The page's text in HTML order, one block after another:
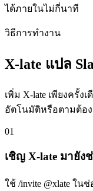
ได้ภายในไม่กี่นาที
วิธีการทำงาน
X-late แปล
เพิ่ม X-late เพียงครั้
อัตโนมัติหรือตามต้อ
01
เชิญ X-late มายัง
ใช้ /invite @xlate ใน